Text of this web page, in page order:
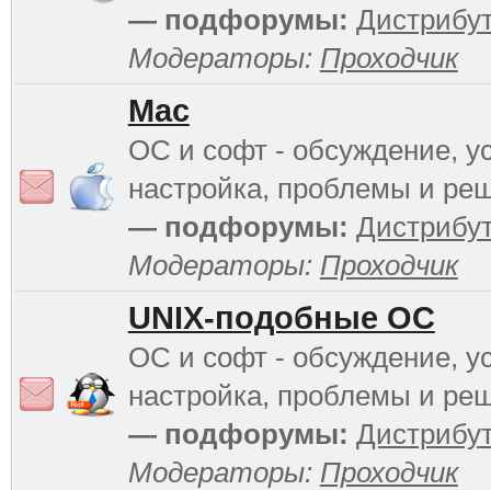
— подфорумы:
Модераторы: Проходчик
Mac
ОС и софт - обсуждение,
настройка, проблемы и
— подфорумы:
Модераторы: Проходчик
UNIX-подобные ОС
ОС и софт - обсуждение,
настройка, проблемы и
— подфорумы:
Модераторы: Проходчик